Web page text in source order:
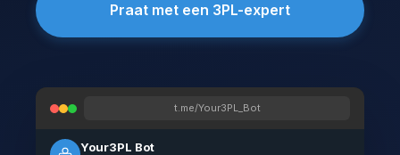
Praat met een 3PL-expert
t.me/Your3PL_Bot
Your3PL Bot